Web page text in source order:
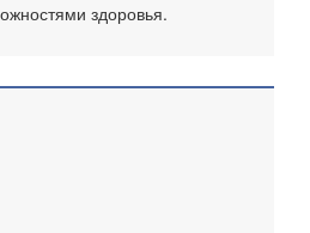
здоровья.